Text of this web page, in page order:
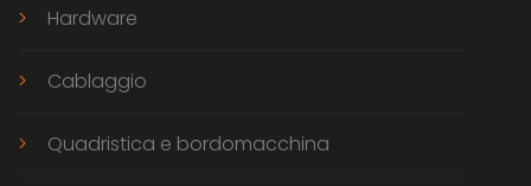
Hardware
Cablaggio
Quadristica e bordomacchina